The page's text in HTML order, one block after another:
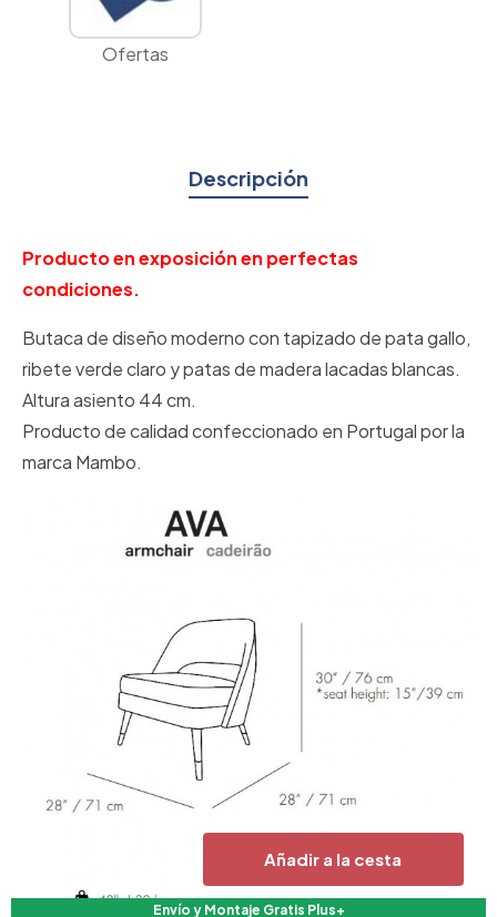
Añadir a la cesta
Envío y Montaje Gratis Plus+
Ofertas
Descripción
Producto en exposición en perfectas
condiciones.
Butaca de diseño moderno con tapizado de pata gallo,
ribete verde claro y patas de madera lacadas blancas.
Altura asiento 44 cm.
Producto de calidad confeccionado en Portugal por la
marca Mambo.